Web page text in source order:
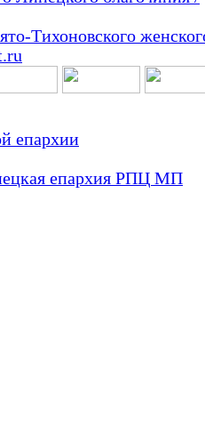
епархии
епархия РПЦ МП